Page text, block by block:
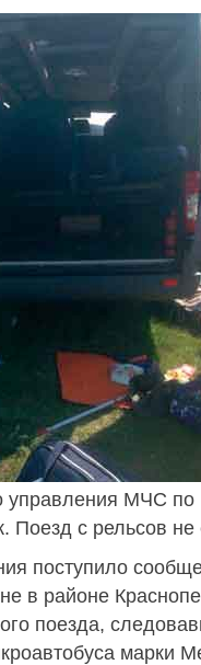
управления МЧС
Поезд с рельсов
поступило
в районе
поезда,
марки